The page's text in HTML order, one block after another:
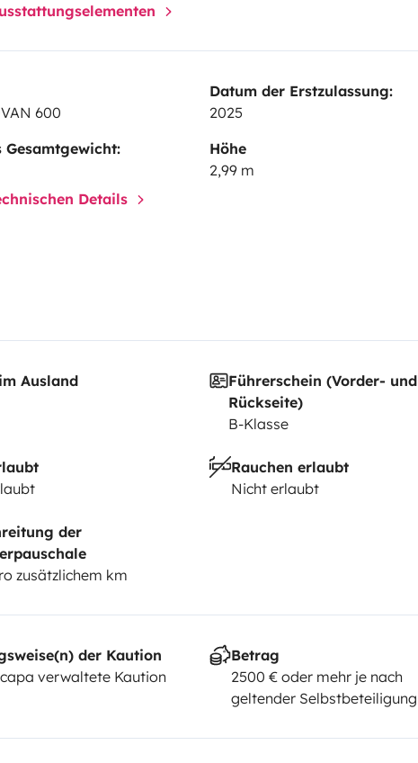
it for the time of a journey!
600
Datum der Erstzulassung:
2025
Gesamtgewicht:
Höhe
2,99 m
Details
Ausland
Führerschein (Vorder- und
Rückseite)
B-Klasse
Rauchen erlaubt
Nicht erlaubt
der
zusätzlichem km
der Kaution
verwaltete Kaution
Betrag
2500 € oder mehr je nach
geltender Selbstbeteiligung